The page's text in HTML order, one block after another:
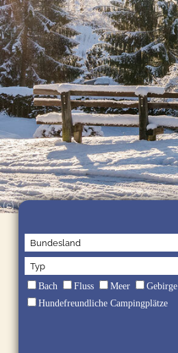
(c) Camping Resort Allweglehen
Bach Fluss Meer Gebirge
Hundefreundliche Campingplätze